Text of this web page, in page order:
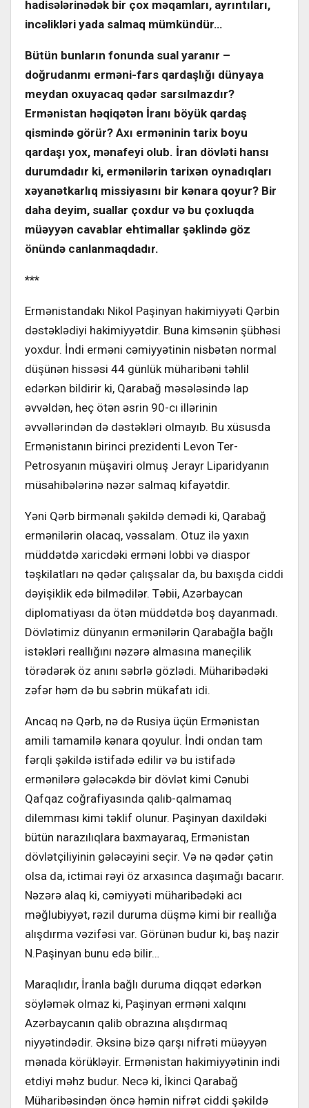
hadisələrinədək bir çox məqamları, ayrıntıları,
incəlikləri yada salmaq mümkündür…
Bütün bunların fonunda sual yaranır –
doğrudanmı erməni-fars qardaşlığı dünyaya
meydan oxuyacaq qədər sarsılmazdır?
Ermənistan həqiqətən İranı böyük qardaş
qismində görür? Axı erməninin tarix boyu
qardaşı yox, mənafeyi olub. İran dövləti hansı
durumdadır ki, ermənilərin tarixən oynadıqları
xəyanətkarlıq missiyasını bir kənara qoyur? Bir
daha deyim, suallar çoxdur və bu çoxluqda
müəyyən cavablar ehtimallar şəklində göz
önündə canlanmaqdadır.
***
Ermənistandakı Nikol Paşinyan hakimiyyəti Qərbin
dəstəklədiyi hakimiyyətdir. Buna kimsənin şübhəsi
yoxdur. İndi erməni cəmiyyətinin nisbətən normal
düşünən hissəsi 44 günlük müharibəni təhlil
edərkən bildirir ki, Qarabağ məsələsində lap
əvvəldən, heç ötən əsrin 90-cı illərinin
əvvəllərindən də dəstəkləri olmayıb. Bu xüsusda
Ermənistanın birinci prezidenti Levon Ter-
Petrosyanın müşaviri olmuş Jerayr Liparidyanın
müsahibələrinə nəzər salmaq kifayətdir.
Yəni Qərb birmənalı şəkildə demədi ki, Qarabağ
ermənilərin olacaq, vəssalam. Otuz ilə yaxın
müddətdə xaricdəki erməni lobbi və diaspor
təşkilatları nə qədər çalışsalar da, bu baxışda ciddi
dəyişiklik edə bilmədilər. Təbii, Azərbaycan
diplomatiyası da ötən müddətdə boş dayanmadı.
Dövlətimiz dünyanın ermənilərin Qarabağla bağlı
istəkləri reallığını nəzərə almasına maneçilik
törədərək öz anını səbrlə gözlədi. Müharibədəki
zəfər həm də bu səbrin mükafatı idi.
Ancaq nə Qərb, nə də Rusiya üçün Ermənistan
amili tamamilə kənara qoyulur. İndi ondan tam
fərqli şəkildə istifadə edilir və bu istifadə
ermənilərə gələcəkdə bir dövlət kimi Cənubi
Qafqaz coğrafiyasında qalıb-qalmamaq
dilemması kimi təklif olunur. Paşinyan daxildəki
bütün narazılıqlara baxmayaraq, Ermənistan
dövlətçiliyinin gələcəyini seçir. Və nə qədər çətin
olsa da, ictimai rəyi öz arxasınca daşımağı bacarır.
Nəzərə alaq ki, cəmiyyəti müharibədəki acı
məğlubiyyət, rəzil duruma düşmə kimi bir reallığa
alışdırma vəzifəsi var. Görünən budur ki, baş nazir
N.Paşinyan bunu edə bilir…
Maraqlıdır, İranla bağlı duruma diqqət edərkən
söyləmək olmaz ki, Paşinyan erməni xalqını
Azərbaycanın qalib obrazına alışdırmaq
niyyətindədir. Əksinə bizə qarşı nifrəti müəyyən
mənada körükləyir. Ermənistan hakimiyyətinin indi
etdiyi məhz budur. Necə ki, İkinci Qarabağ
Müharibəsindən öncə həmin nifrət ciddi şəkildə